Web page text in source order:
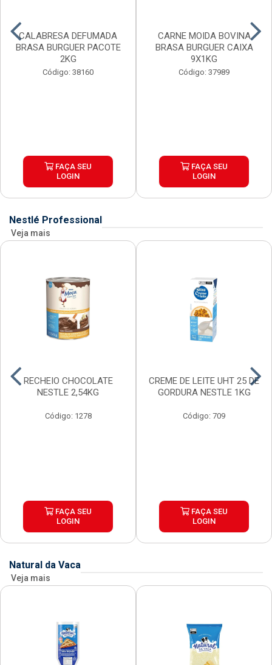
CALABRESA DEFUMADA
BRASA BURGUER PACOTE
2KG
Código: 38160
FAÇA SEU
LOGIN
CARNE MOIDA BOVINA
BRASA BURGUER CAIXA
9X1KG
Código: 37989
FAÇA SEU
LOGIN
Nestlé Professional
Veja mais
RECHEIO CHOCOLATE
NESTLE 2,54KG
Código: 1278
FAÇA SEU
LOGIN
CREME DE LEITE UHT 25 DE
GORDURA NESTLE 1KG
Código: 709
FAÇA SEU
LOGIN
Natural da Vaca
Veja mais